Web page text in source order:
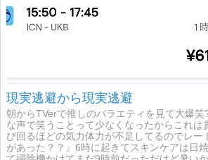
現実逃避から現実逃避
朝からTVerで推しのバラエティを見て大爆笑
な声で笑うことって少なくなったからこれは
び回るほどの気力体力が不足してるのでレー
があった？？』6時に起きてスキンケアは日